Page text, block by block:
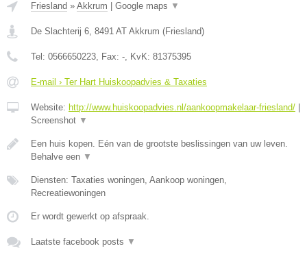
Friesland » Akkrum Google maps ▼
De Slachterij 6, 8491 AT Akkrum (Friesland)
Tel: 0566650223, Fax: -, KvK: 81375395
E-mail › Ter Hart Huiskoopadvies & Taxaties
Website: http://www.huiskoopadvies.nl/aankoopmakelaar-friesland/
Screenshot ▼
Een huis kopen. Eén van de grootste beslissingen van uw leven.
Behalve een ▼
Diensten: Taxaties woningen, Aankoop woningen,
Recreatiewoningen
Er wordt gewerkt op afspraak.
Laatste facebook posts ▼